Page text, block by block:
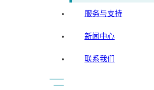
服务与支持
新闻中心
联系我们